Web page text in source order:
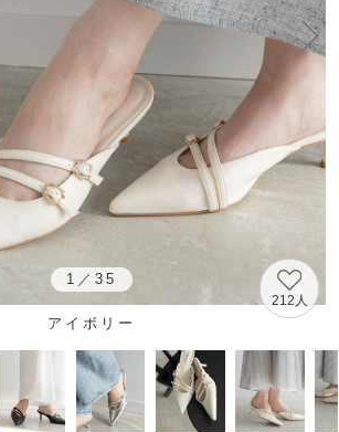
1 ／ 35
212人
アイボリー